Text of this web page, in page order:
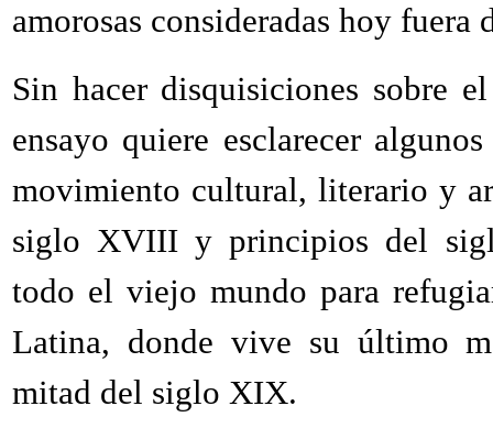
amorosas consideradas hoy fuera
Sin hacer disquisiciones sobre
ensayo quiere esclarecer
movimiento cultural, literario y
siglo XVIII y principios del
todo el viejo mundo para
Latina, donde vive su último
mitad del siglo XIX.